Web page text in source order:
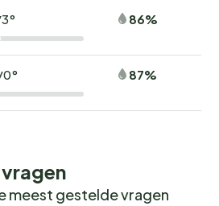
86%
87%
meest gestelde vragen